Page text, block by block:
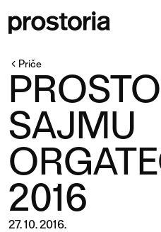
Priče
SAJMU
2016
27. 10. 2016.